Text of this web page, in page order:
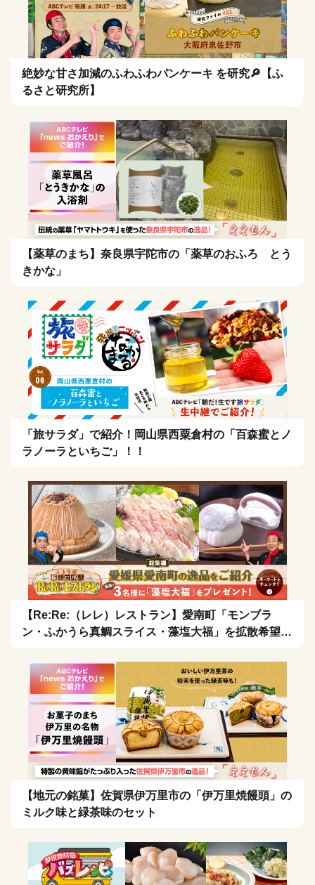
絶妙な甘さ加減のふわふわパンケーキ を研究🔎【ふ
るさと研究所】
【薬草のまち】奈良県宇陀市の「薬草のおふろ とう
きかな」
「旅サラダ」で紹介！岡山県西粟倉村の「百森蜜とノ
ラノーラといちご」！！
【Re:Re:（レレ）レストラン】愛南町「モンブラ
ン・ふかうら真鯛スライス・藻塩大福」を拡散希望！
【地元の銘菓】佐賀県伊万里市の「伊万里焼饅頭」の
ミルク味と緑茶味のセット